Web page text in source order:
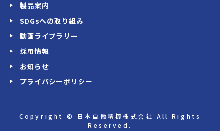
製品案内
SDGsへの取り組み
動画ライブラリー
採用情報
お知らせ
プライバシーポリシー
Copyright © 日本自働精機株式会社 All Rights
Reserved.